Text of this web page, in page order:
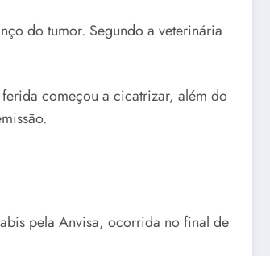
do tumor. Segundo a veterinária
começou a cicatrizar, além do
pela Anvisa, ocorrida no final de